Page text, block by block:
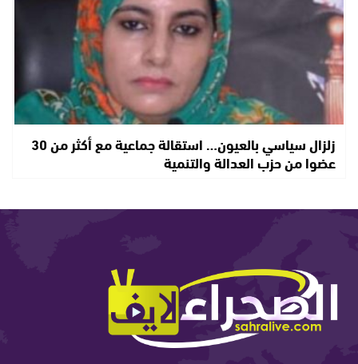
زلزال سياسي بالعيون… استقالة جماعية مع أكثر من 30
عضوا من حزب العدالة والتنمية